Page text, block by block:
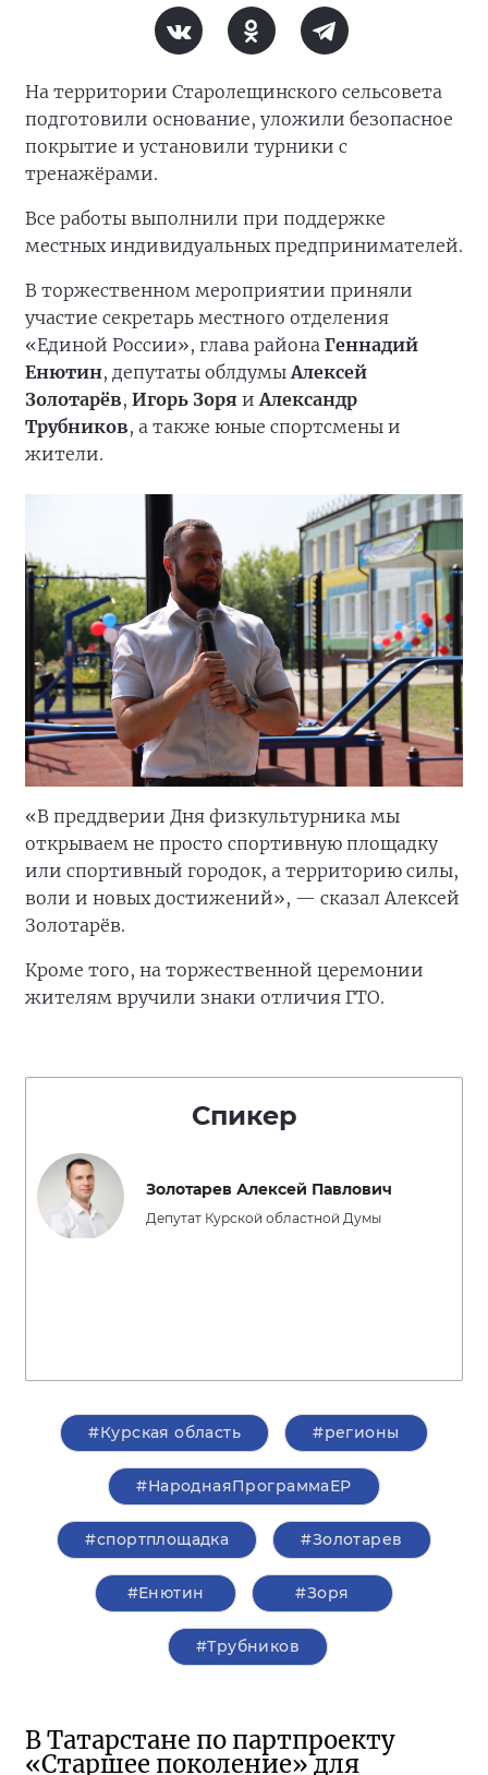
На территории Старолещинского сельсовета
подготовили основание, уложили безопасное
покрытие и установили турники с
тренажёрами.
Все работы выполнили при поддержке
местных индивидуальных предпринимателей.
В торжественном мероприятии приняли
участие секретарь местного отделения
«Единой России», глава района Геннадий
Енютин, депутаты облдумыАлексей
Золотарёв, Игорь Зоря иАлександр
Трубников, а также юные спортсмены и
жители.
«В преддверии Дня физкультурника мы
открываем не просто спортивную площадку
или спортивный городок, а территорию силы,
воли и новых достижений», — сказал Алексей
Золотарёв.
Кроме того, на торжественной церемонии
жителям вручили знаки отличия ГТО.
Спикер
Золотарев Алексей Павлович
Депутат Курской областной Думы
#Курская область #регионы
#НароднаяПрограммаЕР
#спортплощадка #Золотарев
#Енютин #Зоря
#Трубников
В Татарстане по партпроекту
«Старшее поколение» для